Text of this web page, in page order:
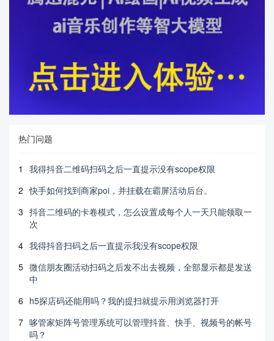
热门问题
1
我得抖音二维码扫码之后一直提示没有scope权限
2 快手如何找到商家poi，并挂载在霸屏活动后台。
3 抖音二维码的卡卷模式，怎么设置成每个人一天只能领取一
次
4 我得抖音扫码之后一直提示我没有scope权限
5 微信朋友圈活动扫码之后发不出去视频，全部显示都是发送
中
6 h5探店码还能用吗？我的提扫就提示用浏览器打开
7 哆管家矩阵号管理系统可以管理抖音、快手、视频号的帐号
吗？